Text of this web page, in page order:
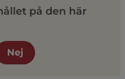
på den här
Nej